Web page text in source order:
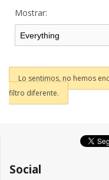
Mostrar:
Lo sentimos, no hemos
filtro diferente.
Social